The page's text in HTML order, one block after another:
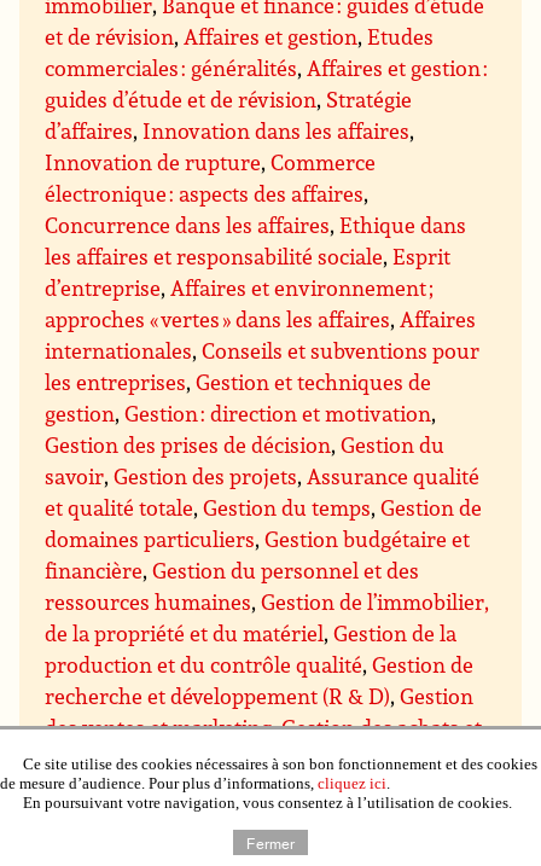
et de révision,Affaires et gestion,Etudes
commerciales : généralités,Affaires et gestion :
guides d’étude et de révision, Stratégie
d’affaires, Innovation dans les affaires,
Innovation de rupture,Commerce
électronique : aspects des affaires,
Concurrence dans les affaires,Ethique dans
les affaires et responsabilité sociale,Esprit
d’entreprise,Affaires et environnement ;
approches « vertes » dans les affaires,Affaires
internationales,Conseils et subventions pour
les entreprises,Gestion et techniques de
gestion,Gestion : direction et motivation,
Gestion des prises de décision,Gestion du
savoir,Gestion des projets,Assurance qualité
et qualité totale,Gestion du temps,Gestion de
domaines particuliers,Gestion budgétaire et
financière,Gestion du personnel et des
ressources humaines,Gestion de l’immobilier,
de la propriété et du matériel,Gestion de la
production et du contrôle qualité,Gestion de
recherche et développement (R & D),Gestion
des ventes et marketing,Gestion des achats et
des approvisionnements,Gestion de la
distribution et de la logistique,Négociation
commerciale
Communication et présentation
Mathématiques et système
Ce site utilise des cookies nécessaires à son bon fonctionnement et des cookies
de mesure d’audience. Pour plus d’informations, cliquez ici.
En poursuivant votre navigation, vous consentez à l’utilisation de cookies.
Fermer